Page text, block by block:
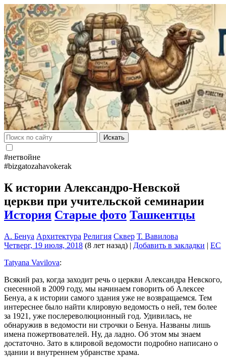
Искать
#нетвойне
#bizgatozahavokerak
К истории Александро-Невской
церкви при учительской семинарии
История Старые фото Ташкентцы
А. Бенуа Архитектура Религия Сквер Т. Вавилова
Четверг, 19 июля, 2018 (8 лет назад) | Добавить в закладки | EC
Tatyana Vavilova:
Всякий раз, когда заходит речь о церкви Александра Невского,
снесенной в 2009 году, мы начинаем говорить об Алексее
Бенуа, а к истории самого здания уже не возвращаемся. Тем
интереснее было найти клировую ведомость о ней, тем более
за 1921, уже послереволюционный год. Удивилась, не
обнаружив в ведомости ни строчки о Бенуа. Названы лишь
имена пожертвователей. Ну, да ладно. Об этом мы знаем
достаточно. Зато в клировой ведомости подробно написано о
здании и внутреннем убранстве храма.